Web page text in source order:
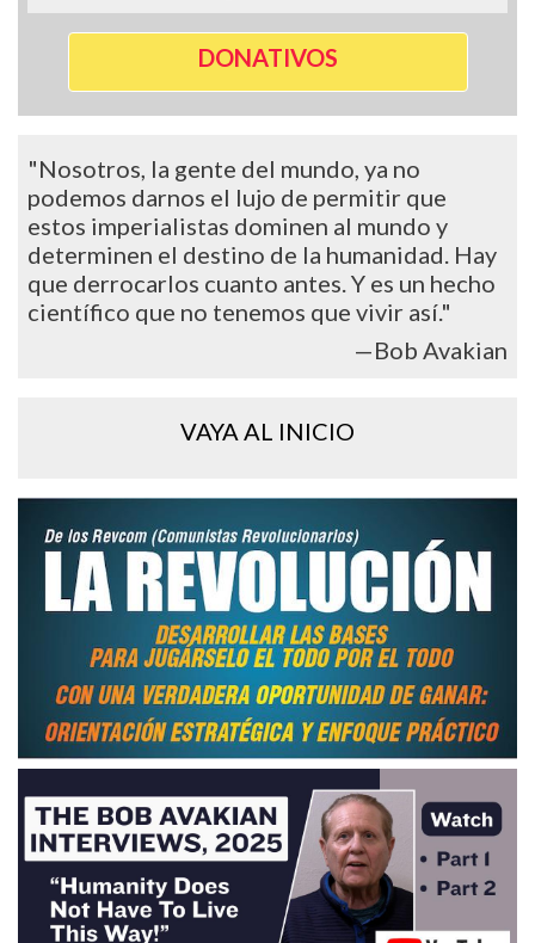
DONATIVOS
"Nosotros, la gente del mundo, ya no
podemos darnos el lujo de permitir que
estos imperialistas dominen al mundo y
determinen el destino de la humanidad. Hay
que derrocarlos cuanto antes. Y es un hecho
científico que no tenemos que vivir así."
—Bob Avakian
VAYA AL INICIO